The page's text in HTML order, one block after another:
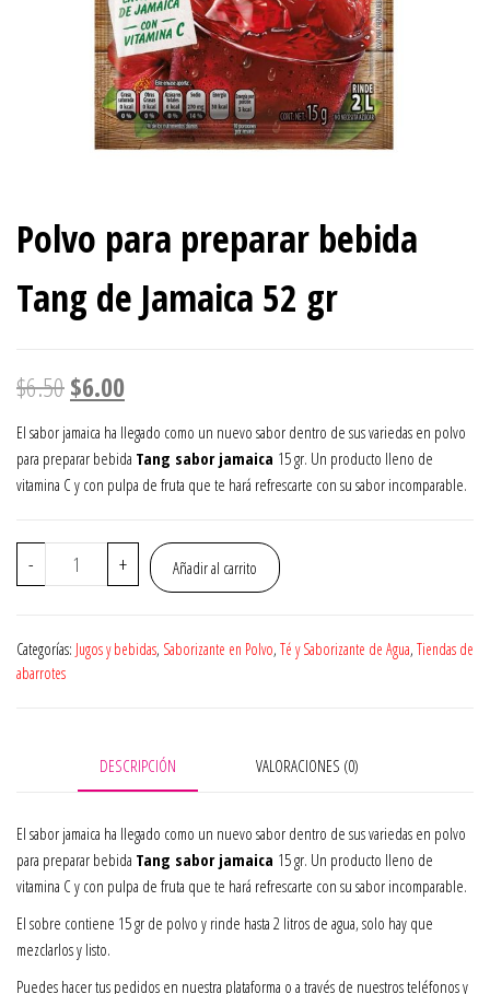
Polvo para preparar bebida
Tang de Jamaica 52 gr
$6.50El
precio
original
$6.50.
$6.00El
precio
actual
$6.00.
El sabor jamaica ha llegado como un nuevo sabor dentro de sus variedas en polvo
para preparar bebida Tang sabor jamaica 15 gr. Un producto lleno de
vitamina C y con pulpa de fruta que te hará refrescarte con su sabor incomparable.
-
Polvo
para
Tang
de
cantidad
+ Añadir al carrito
Categorías: Jugos y bebidas, Saborizante en Polvo, Té y Saborizante de Agua, Tiendas de
abarrotes
DESCRIPCIÓN VALORACIONES (0)
El sabor jamaica ha llegado como un nuevo sabor dentro de sus variedas en polvo
para preparar bebida Tang sabor jamaica 15 gr. Un producto lleno de
vitamina C y con pulpa de fruta que te hará refrescarte con su sabor incomparable.
El sobre contiene 15 gr de polvo y rinde hasta 2 litros de agua, solo hay que
mezclarlos y listo.
Puedes hacer tus pedidos en nuestra plataforma o a través de nuestros teléfonos y